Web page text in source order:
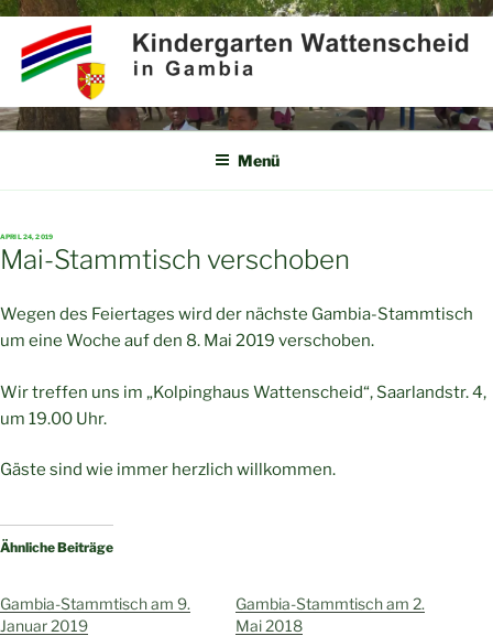
Zum
Inhalt
springen
KINDERGARTEN
WATTENSCHEID IN GAMBIA
Partner für Afrika e.V.
Menü
VERÖFFENTLICHT
APRIL 24, 2019
Mai-Stammtisch verschoben
Wegen des Feiertages wird der nächste Gambia-Stammtisch
um eine Woche auf den 8. Mai 2019 verschoben.
Wir treffen uns im „Kolpinghaus Wattenscheid“, Saarlandstr. 4,
um 19.00 Uhr.
Gäste sind wie immer herzlich willkommen.
Ähnliche Beiträge
Gambia-Stammtisch am 9.
Januar 2019
Gambia-Stammtisch am 2.
Mai 2018